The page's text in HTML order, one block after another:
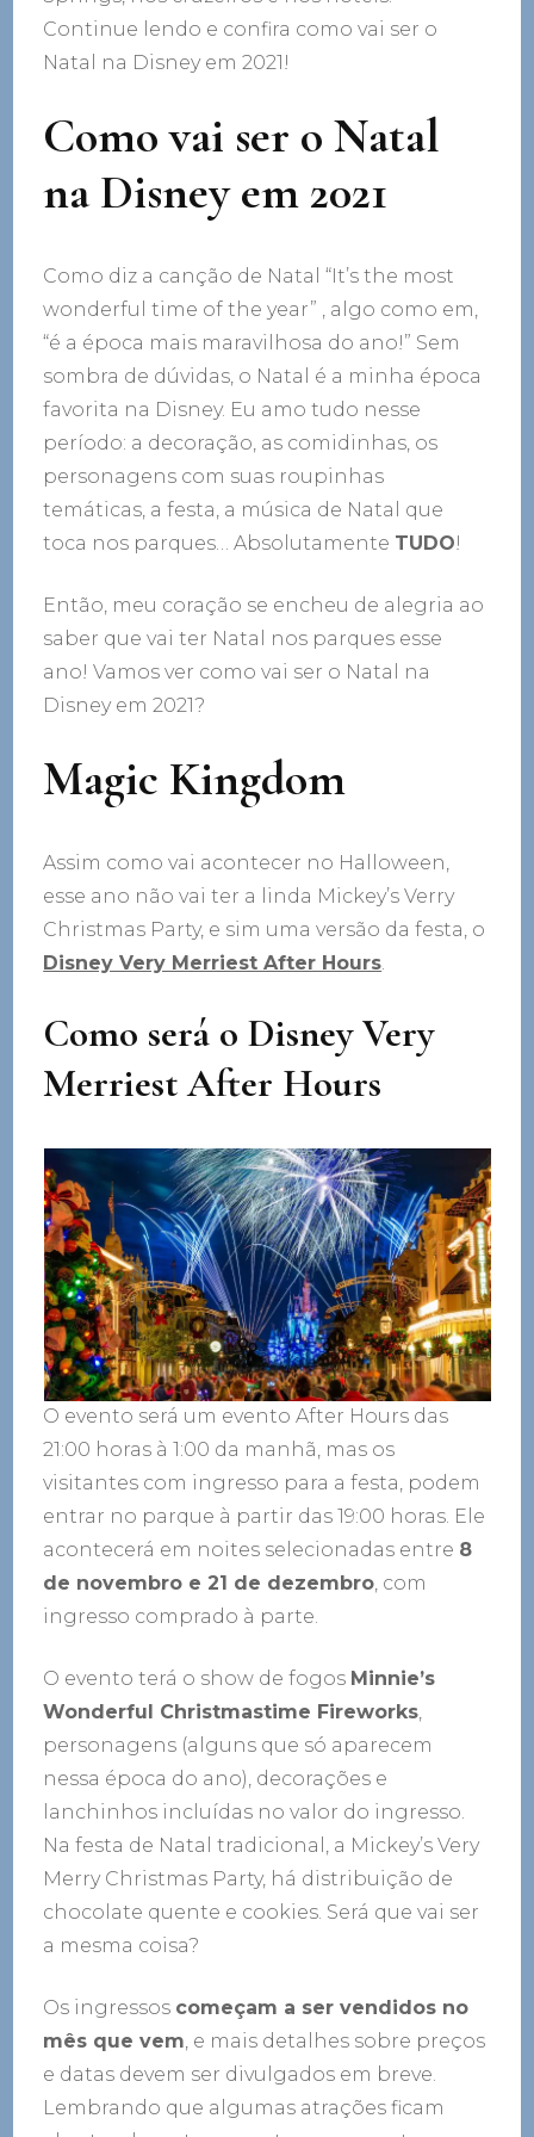
Continue lendo e confira como vai ser o
Natal na Disney em 2021!
Como vai ser o Natal
na Disney em 2021
Como diz a canção de Natal “It’s the most
wonderful time of the year” , algo como em,
“é a época mais maravilhosa do ano!” Sem
sombra de dúvidas, o Natal é a minha época
favorita na Disney. Eu amo tudo nesse
período: a decoração, as comidinhas, os
personagens com suas roupinhas
temáticas, a festa, a música de Natal que
toca nos parques… Absolutamente TUDO!
Então, meu coração se encheu de alegria ao
saber que vai ter Natal nos parques esse
ano! Vamos ver como vai ser o Natal na
Disney em 2021?
Magic Kingdom
Assim como vai acontecer no Halloween,
esse ano não vai ter a linda Mickey’s Verry
Christmas Party, e sim uma versão da festa, o
Disney Very Merriest After Hours.
Como será oDisney Very
Merriest After Hours
O evento será um evento After Hours das
21:00 horas à 1:00 da manhã, mas os
visitantes com ingresso para a festa, podem
entrar no parque à partir das 19:00 horas. Ele
acontecerá em noites selecionadas entre 8
de novembro e 21 de dezembro, com
ingresso comprado à parte.
O evento terá o show de fogos Minnie’s
Wonderful Christmastime Fireworks,
personagens (alguns que só aparecem
nessa época do ano), decorações e
lanchinhos incluídas no valor do ingresso.
Na festa de Natal tradicional, a Mickey’s Very
Merry Christmas Party, há distribuição de
chocolate quente e cookies. Será que vai ser
a mesma coisa?
Os ingressos começam a ser vendidos no
mês que vem, e mais detalhes sobre preços
e datas devem ser divulgados em breve.
Lembrando que algumas atrações ficam